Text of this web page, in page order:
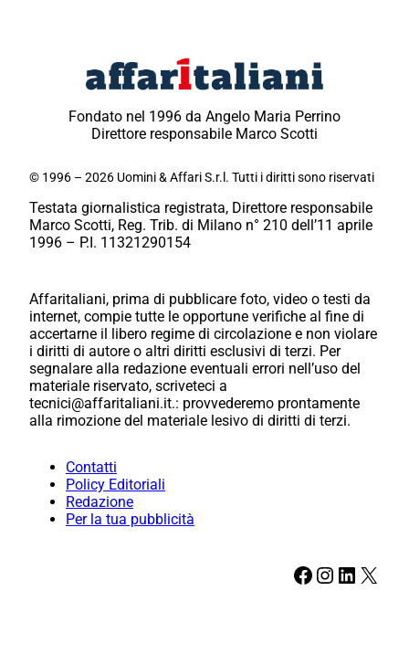
Fondato nel 1996 da Angelo Maria Perrino
Direttore responsabile Marco Scotti
© 1996 – 2026 Uomini & Affari S.r.l. Tutti i diritti sono riservati
Testata giornalistica registrata, Direttore responsabile
Marco Scotti, Reg. Trib. di Milano n° 210 dell’11 aprile
1996 – P.I. 11321290154
Affaritaliani, prima di pubblicare foto, video o testi da
internet, compie tutte le opportune verifiche al fine di
accertarne il libero regime di circolazione e non violare
i diritti di autore o altri diritti esclusivi di terzi. Per
segnalare alla redazione eventuali errori nell’uso del
materiale riservato, scriveteci a
tecnici@affaritaliani.it.: provvederemo prontamente
alla rimozione del materiale lesivo di diritti di terzi.
Contatti
Policy Editoriali
Redazione
Per la tua pubblicità
Facebook Instagram LinkedIn X